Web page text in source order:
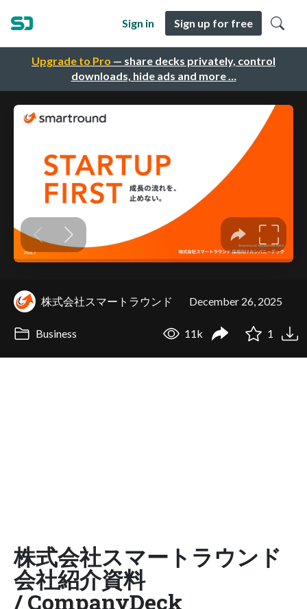
Upgrade to Pro — share decks privately, control
downloads, hide ads and more …
Sign in Sign up for free
株式会社スマートラウンド December 26, 2025
Business 11k 1
株式会社スマートラウンド
会社紹介資料
/ CompanyDeck